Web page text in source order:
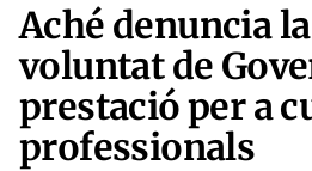
Aché denuncia
voluntat de
prestació per a
professionals